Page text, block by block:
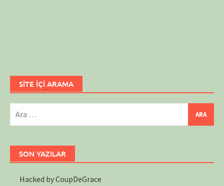
SİTE İÇİ ARAMA
SON YAZILAR
Hacked by CoupDeGrace